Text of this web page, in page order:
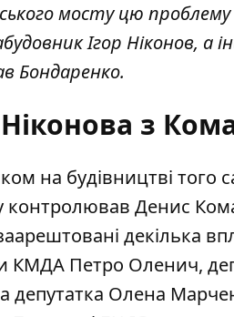
мосту цю
Ігор Ніконов, а
Бондаренко.
з
на будівництві того
контролював Денис
декілька
КМДА Петро Оленич,
депутатка Олена